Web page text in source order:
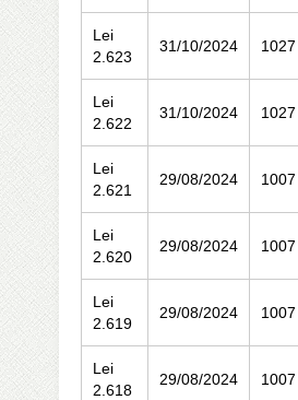
Lei
2.623
31/10/2024 1027
Lei
2.622
31/10/2024 1027
Lei
2.621
29/08/2024 1007
Lei
2.620
29/08/2024 1007
Lei
2.619
29/08/2024 1007
Lei
2.618
29/08/2024 1007